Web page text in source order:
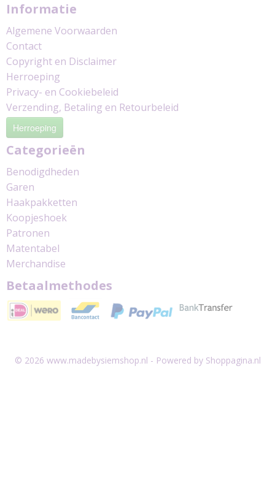
Informatie
Algemene Voorwaarden
Contact
Copyright en Disclaimer
Herroeping
Privacy- en Cookiebeleid
Verzending, Betaling en Retourbeleid
Herroeping
Categorieën
Benodigdheden
Garen
Haakpakketten
Koopjeshoek
Patronen
Matentabel
Merchandise
Betaalmethodes
© 2026 www.madebysiemshop.nl - Powered by Shoppagina.nl